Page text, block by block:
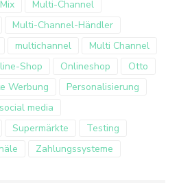
Multi-Channel
Multi-Channel-Händler
multichannel
Multi Channel
Shop Onlineshop
Otto
Werbung
Personalisierung
social media
Supermärkte
Testing
Zahlungssysteme